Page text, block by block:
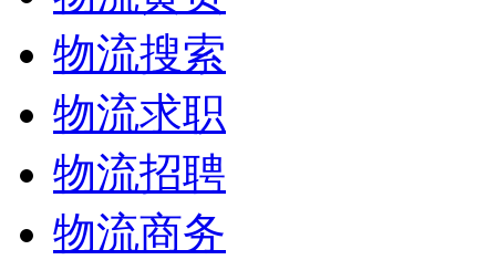
物流搜索
物流求职
物流招聘
物流商务